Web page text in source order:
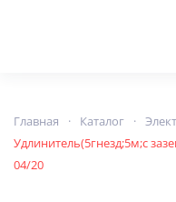
Главная Каталог
Удлинитель(5гнезд;5м;с
04/20